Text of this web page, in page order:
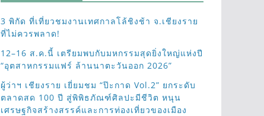
3 พิกัด ที่เที่ยวชมงานเทศกาลโล้ชิงช้า จ.เชียงราย
ที่ไม่ควรพลาด!
12–16 ส.ค.นี้ เตรียมพบกับมหกรรมสุดยิ่งใหญ่แห่งปี
“อุตสาหกรรมแฟร์ ล้านนาตะวันออก 2026”
ผู้ว่าฯ เชียงราย เยี่ยมชม “ป๊ะกาด Vol.2” ยกระดับ
ตลาดสด 100 ปี สู่พิพิธภัณฑ์ศิลปะมีชีวิต หนุน
เศรษฐกิจสร้างสรรค์และการท่องเที่ยวของเมือง